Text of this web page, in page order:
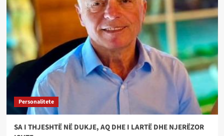
Personalitete
SA I THJESHTË NË DUKJE, AQ DHE I LARTË DHE NJERËZOR